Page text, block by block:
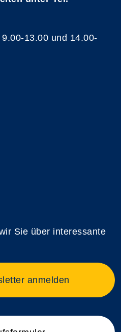
13.00 und 14.00-
Sie über interessante
anmelden